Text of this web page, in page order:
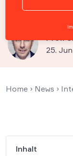
Hummels
Prof.
25.
Home › News ›
Inhalt